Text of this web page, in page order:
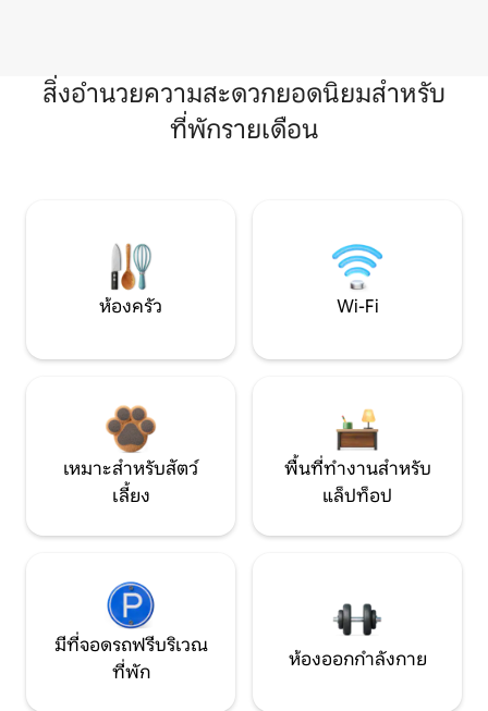
สิ่งอำนวยความสะดวกยอดนิยมสำหรับ
ที่พักรายเดือน
ห้องครัว Wi-Fi
เหมาะสำหรับสัตว์
เลี้ยง
พื้นที่ทำงานสำหรับ
แล็ปท็อป
มีที่จอดรถฟรีบริเวณ
ที่พัก
ห้องออกกำลังกาย